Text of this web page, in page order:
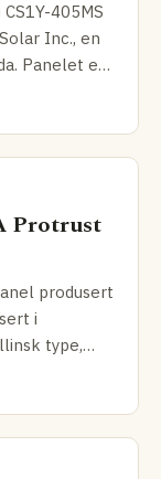
405MS
Inc., en
Panelet er
Protrust
produsert
i
type,